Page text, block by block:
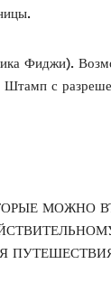
Фиджи).
Штамп с
МОЖНО